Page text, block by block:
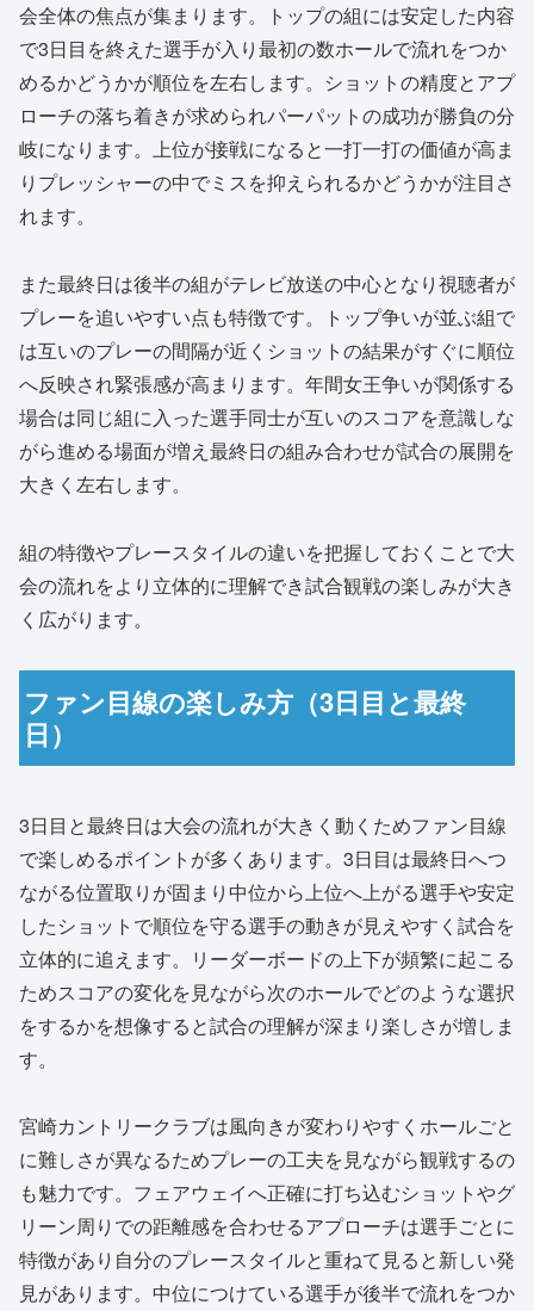
会全体の焦点が集まります。トップの組には安定した内容
で3日目を終えた選手が入り最初の数ホールで流れをつか
めるかどうかが順位を左右します。ショットの精度とアプ
ローチの落ち着きが求められパーパットの成功が勝負の分
岐になります。上位が接戦になると一打一打の価値が高ま
りプレッシャーの中でミスを抑えられるかどうかが注目さ
れます。
また最終日は後半の組がテレビ放送の中心となり視聴者が
プレーを追いやすい点も特徴です。トップ争いが並ぶ組で
は互いのプレーの間隔が近くショットの結果がすぐに順位
へ反映され緊張感が高まります。年間女王争いが関係する
場合は同じ組に入った選手同士が互いのスコアを意識しな
がら進める場面が増え最終日の組み合わせが試合の展開を
大きく左右します。
組の特徴やプレースタイルの違いを把握しておくことで大
会の流れをより立体的に理解でき試合観戦の楽しみが大き
く広がります。
ファン目線の楽しみ方（3日目と最終
日）
3日目と最終日は大会の流れが大きく動くためファン目線
で楽しめるポイントが多くあります。3日目は最終日へつ
ながる位置取りが固まり中位から上位へ上がる選手や安定
したショットで順位を守る選手の動きが見えやすく試合を
立体的に追えます。リーダーボードの上下が頻繁に起こる
ためスコアの変化を見ながら次のホールでどのような選択
をするかを想像すると試合の理解が深まり楽しさが増しま
す。
宮崎カントリークラブは風向きが変わりやすくホールごと
に難しさが異なるためプレーの工夫を見ながら観戦するの
も魅力です。フェアウェイへ正確に打ち込むショットやグ
リーン周りでの距離感を合わせるアプローチは選手ごとに
特徴があり自分のプレースタイルと重ねて見ると新しい発
見があります。中位につけている選手が後半で流れをつか